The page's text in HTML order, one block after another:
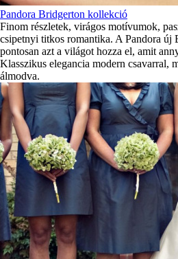
Pandora Bridgerton kollekció
Finom részletek, virágos motívumok,
csipetnyi titkos romantika. A Pandora új
pontosan azt a világot hozza el, amit
Klasszikus elegancia modern csavarral,
álmodva.